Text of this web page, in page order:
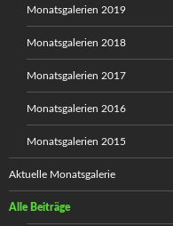
Monatsgalerien 2019
Monatsgalerien 2018
Monatsgalerien 2017
Monatsgalerien 2016
Monatsgalerien 2015
Aktuelle Monatsgalerie
Alle Beiträge